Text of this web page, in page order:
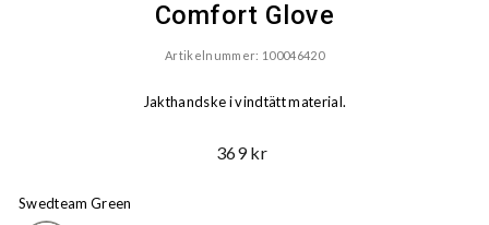
Comfort Glove
Artikelnummer: 100046420
Jakthandske i vindtätt material.
Ord.
369 kr
Swedteam Green